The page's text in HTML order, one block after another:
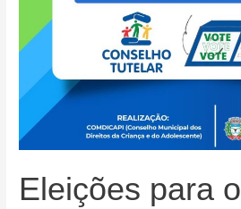
GUSTAVO
Eleições para o